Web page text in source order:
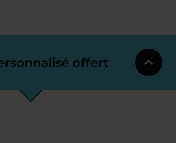
offert